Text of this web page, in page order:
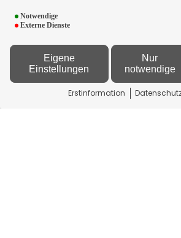
Notwendige
Externe Dienste
Eigene
Einstellungen
Nur
notwendige
Erstinformation